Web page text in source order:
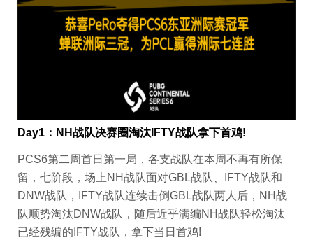
Day1：NH战队决赛圈淘汰IFTY战队拿下首鸡!
PCS6第二周首日第一局，各支战队在本周不再有所保
留，七阶段，场上NH战队面对GBL战队、IFTY战队和
DNW战队，IFTY战队连续击倒GBL战队两人后，NH战
队顺势淘汰DNW战队，随后近乎满编NH战队轻松淘汰
已经残编的IFTY战队，拿下当日首鸡!